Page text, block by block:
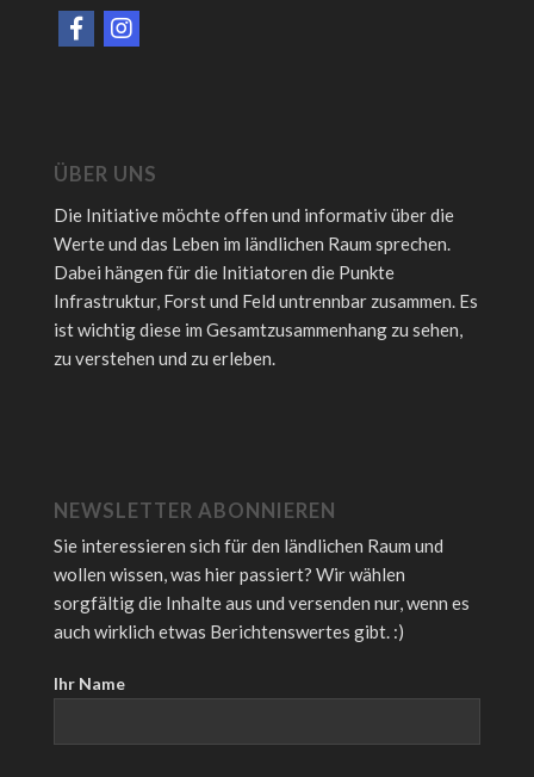
ÜBER UNS
Die Initiative möchte offen und informativ über die
Werte und das Leben im ländlichen Raum sprechen.
Dabei hängen für die Initiatoren die Punkte
Infrastruktur, Forst und Feld untrennbar zusammen. Es
ist wichtig diese im Gesamtzusammenhang zu sehen,
zu verstehen und zu erleben.
NEWSLETTER ABONNIEREN
Sie interessieren sich für den ländlichen Raum und
wollen wissen, was hier passiert? Wir wählen
sorgfältig die Inhalte aus und versenden nur, wenn es
auch wirklich etwas Berichtenswertes gibt. :)
Ihr Name